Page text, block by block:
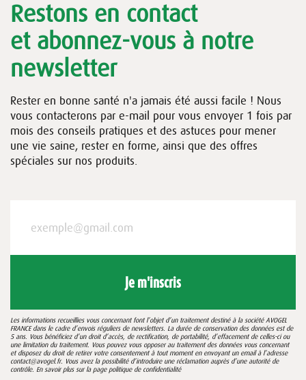
Restons en contact
et abonnez-vous à notre
newsletter
Rester en bonne santé n'a jamais été aussi facile ! Nous
vous contacterons par e-mail pour vous envoyer 1 fois par
mois des conseils pratiques et des astuces pour mener
une vie saine, rester en forme, ainsi que des offres
spéciales sur nos produits.
Je m'inscris
Les informations recueillies vous concernant font l’objet d’un traitement destiné à la société AVOGEL
FRANCE dans le cadre d’envois réguliers de newsletters. La durée de conservation des données est de
5 ans. Vous bénéficiez d’un droit d’accès, de rectification, de portabilité, d’effacement de celles-ci ou
une limitation du traitement. Vous pouvez vous opposer au traitement des données vous concernant
et disposez du droit de retirer votre consentement à tout moment en envoyant un email à l’adresse
contact@avogel.fr. Vous avez la possibilité d’introduire une réclamation auprès d’une autorité de
contrôle. En savoir plus sur la pagepolitique de confidentialité